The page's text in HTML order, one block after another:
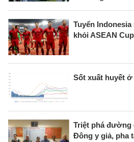
Tuyển
khỏi ASEAN
Sốt xuất huyết ở
Triệt phá đường
Đông y giả, pha